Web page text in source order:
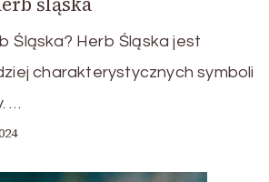
Śląska? Herb Śląska jest
charakterystycznych symboli
…